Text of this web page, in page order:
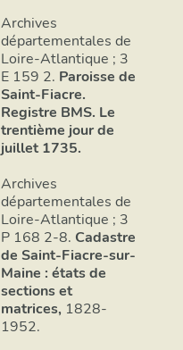
Archives
départementales de
Loire-Atlantique ; 3
E 159 2. Paroisse de
Saint-Fiacre.
Registre BMS. Le
trentième jour de
juillet 1735.
Archives
départementales de
Loire-Atlantique ; 3
P 168 2-8. Cadastre
de Saint-Fiacre-sur-
Maine : états de
sections et
matrices, 1828-
1952.